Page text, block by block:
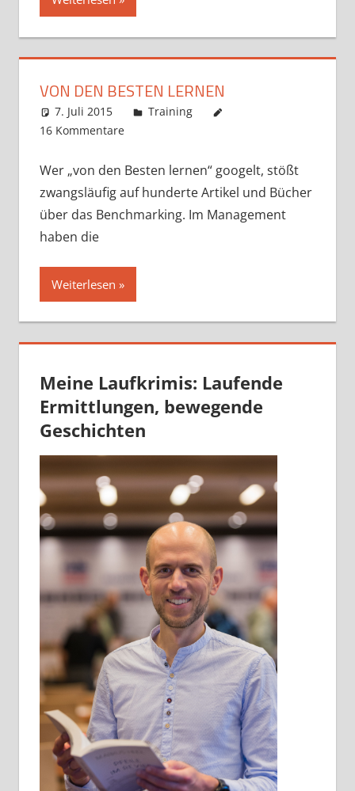
VON DEN BESTEN LERNEN
7. Juli 2015 Markus
Training
16 Kommentare
Wer „von den Besten lernen“ googelt, stößt
zwangsläufig auf hunderte Artikel und Bücher
über das Benchmarking. Im Management
haben die
Weiterlesen
Meine Laufkrimis: Laufende
Ermittlungen, bewegende
Geschichten